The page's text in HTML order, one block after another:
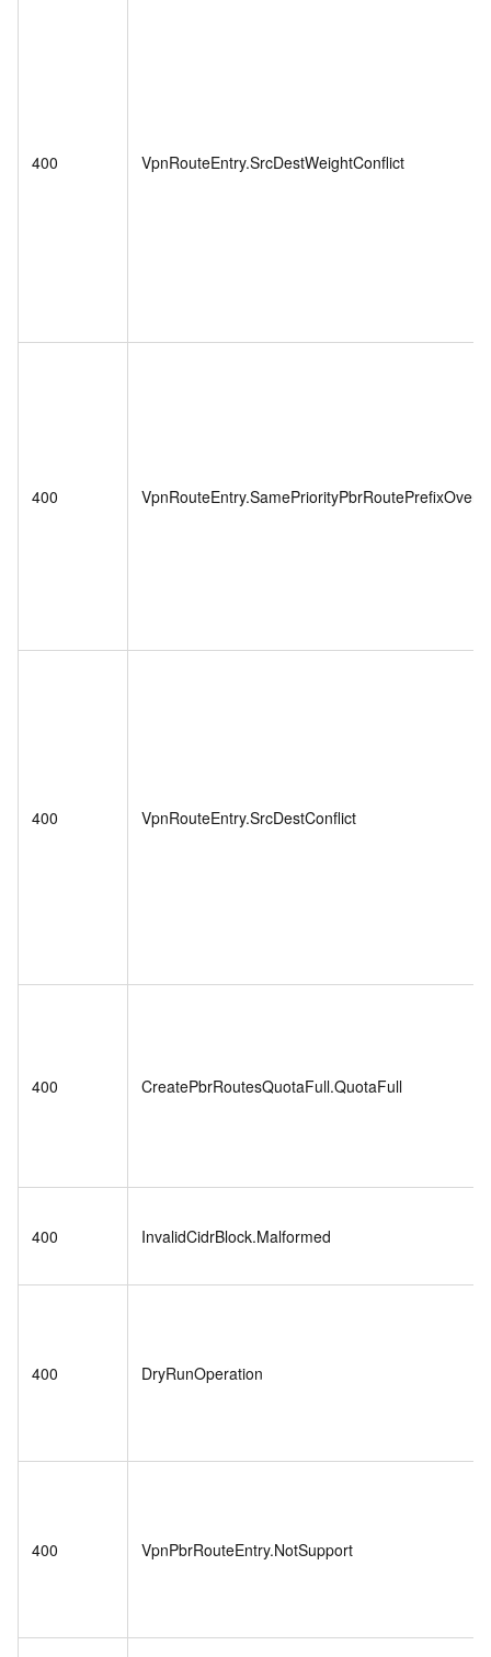
400 VpnRouteEntry.SrcDestWeightConflict
400
400 VpnRouteEntry.SrcDestConflict
400 CreatePbrRoutesQuotaFull.QuotaFull
400 InvalidCidrBlock.Malformed
400 DryRunOperation
400 VpnPbrRouteEntry.NotSupport